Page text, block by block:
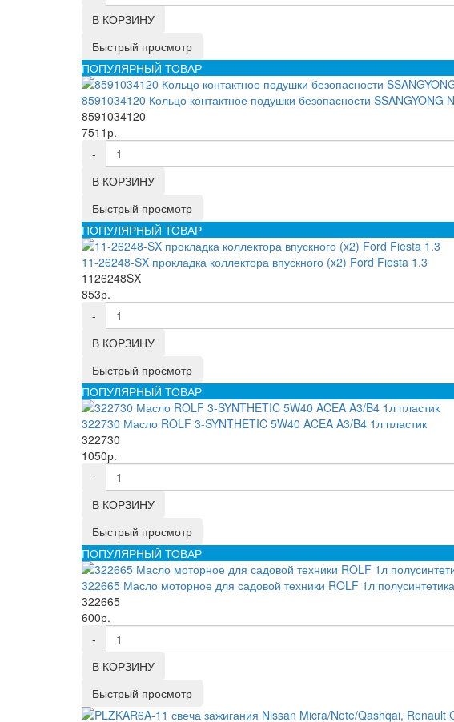
В КОРЗИНУ
Быстрый просмотр
ПОПУЛЯРНЫЙ ТОВАР
8591034120 Кольцо контактное подушки безопасности SSANGYONG
8591034120
7511р.
-
В КОРЗИНУ
Быстрый просмотр
ПОПУЛЯРНЫЙ ТОВАР
11-26248-SX прокладка коллектора впускного (x2) Ford Fiesta 1.3
1126248SX
853р.
-
В КОРЗИНУ
Быстрый просмотр
ПОПУЛЯРНЫЙ ТОВАР
322730 Масло ROLF 3-SYNTHETIC 5W40 ACEA A3/B4 1л пластик
322730
1050р.
-
В КОРЗИНУ
Быстрый просмотр
ПОПУЛЯРНЫЙ ТОВАР
322665 Масло моторное для садовой техники ROLF 1л
322665
600р.
-
В КОРЗИНУ
Быстрый просмотр